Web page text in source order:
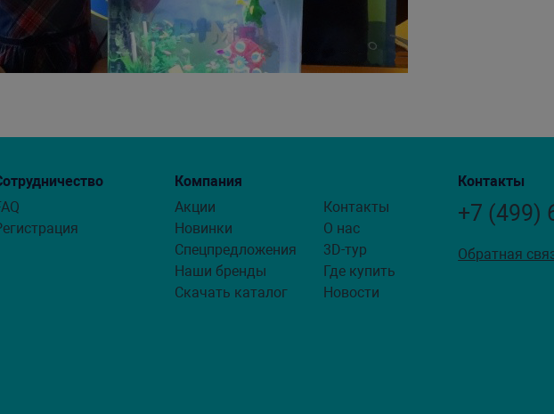
Компания
Акции
Новинки
Спецпредложения
Наши бренды
Скачать каталог
Контакты
О нас
3D-тур
Где купить
Новости
Контакты
+7 (499)
Обратная